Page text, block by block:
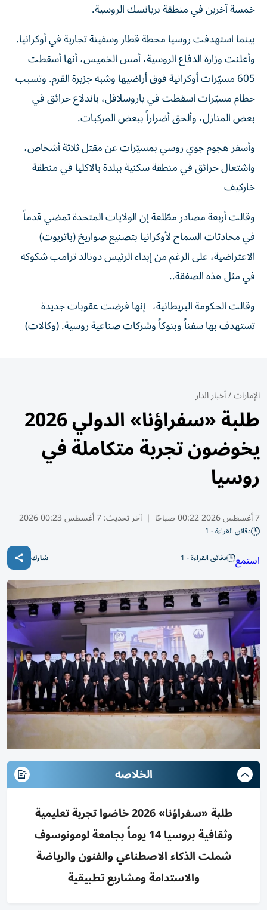
خمسة ‌آخرين في منطقة بريانسك ‌الروسية.
بينما استهدفت روسيا محطة قطار وسفينة تجارية في أوكرانيا.
وأعلنت وزارة الدفاع الروسية، أمس الخميس، أنها أسقطت
605 مسيّرات أوكرانية فوق أراضيها وشبه جزيرة القرم. وتسبب
حطام مسيّرات اسقطت في ياروسلافل، باندلاع حرائق في
بعض المنازل، وألحق أضراراً ببعض المركبات.
وأسفر هجوم جوي روسي بمسيّرات عن مقتل ثلاثة أشخاص،
واشتعال حرائق في منطقة سكنية ببلدة بالاكليا في منطقة
خاركيف
وقالت أربعة مصادر مطّلعة إن الولايات المتحدة تمضي قدماً
في محادثات السماح لأوكرانيا بتصنيع صواريخ (باتريوت)
الاعتراضية، على الرغم من إبداء الرئيس دونالد ترامب ‌شكوكه
في مثل هذه ‌الصفقة..
وقالت الحكومة البريطانية، إنها فرضت ‌عقوبات جديدة
تستهدف بها سفناً وبنوكاً ​وشركات صناعية روسية. (وكالات)
الإمارات/أخبار الدار
طلبة «سفراؤنا» الدولي 2026
يخوضون تجربة متكاملة في
روسيا
7 أغسطس 2026 00:22 صباحًا | آخر تحديث:7 أغسطس 00:23 2026
دقائق القراءة - 1
استمع دقائق القراءة - 1 شارك
الخلاصه
طلبة «سفراؤنا» 2026 خاضوا تجربة تعليمية
وثقافية بروسيا 14 يوماً بجامعة لومونوسوف
شملت الذكاء الاصطناعي والفنون والرياضة
والاستدامة ومشاريع تطبيقية